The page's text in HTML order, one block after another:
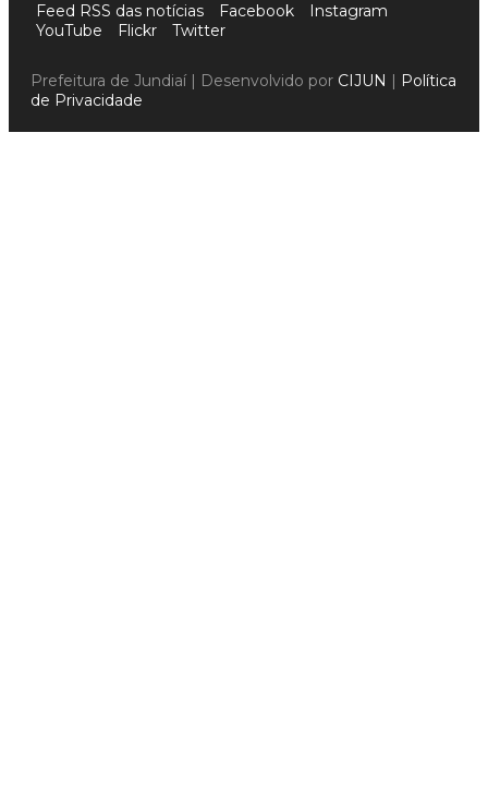
Feed RSS das notícias Facebook
Instagram
YouTube
Flickr Twitter
Prefeitura de Jundiaí | Desenvolvido por CIJUN | Política
de Privacidade